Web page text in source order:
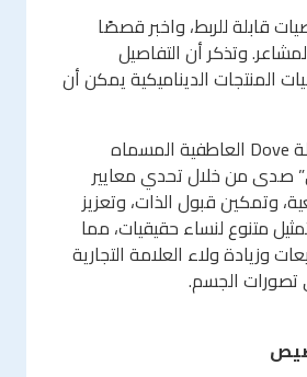
قابلة للربط، واخبر قصصًا
وتذكر أن التفاصيل
المنتجات الديناميكية يمكن أن
حققت حملة Dove العاطفية المسماه
صدى من خلال تحدي معايير
وتمكين قبول الذات، وتعزيز
متنوع لنساء حقيقيات، مما
وزيادة ولاء العلامة التجارية
الجسم.